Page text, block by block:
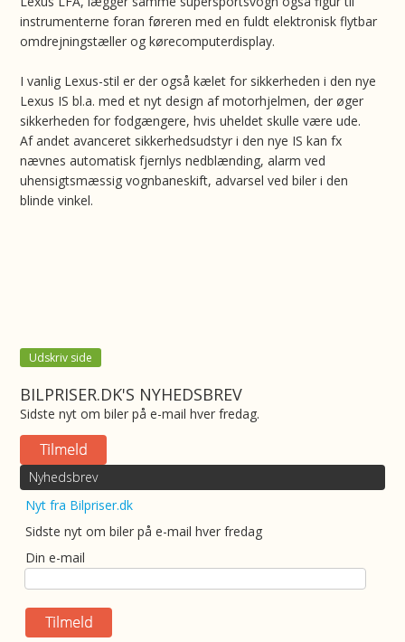
instrumenterne foran føreren med en fuldt elektronisk flytbar
omdrejningstæller og kørecomputerdisplay.
I vanlig Lexus-stil er der også kælet for sikkerheden i den nye
Lexus IS bl.a. med et nyt design af motorhjelmen, der øger
sikkerheden for fodgængere, hvis uheldet skulle være ude.
Af andet avanceret sikkerhedsudstyr i den nye IS kan fx
nævnes automatisk fjernlys nedblænding, alarm ved
uhensigtsmæssig vognbaneskift, advarsel ved biler i den
blinde vinkel.
Udskriv side
BILPRISER.DK'S NYHEDSBREV
Sidste nyt om biler på e-mail hver fredag.
Nyhedsbrev
Nyt fra Bilpriser.dk
Sidste nyt om biler på e-mail hver fredag
Din e-mail